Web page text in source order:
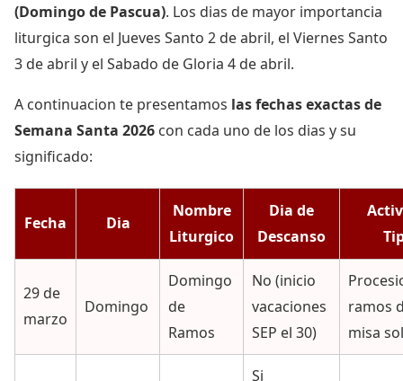
(Domingo de Pascua). Los dias de mayor importancia
liturgica son el Jueves Santo 2 de abril, el Viernes Santo
3 de abril y el Sabado de Gloria 4 de abril.
A continuacion te presentamos las fechas exactas de
Semana Santa 2026 con cada uno de los dias y su
significado:
Fecha Dia
Nombre
Liturgico
Dia de
Descanso
29 de
marzo
Domingo
Domingo
de
Ramos
No (inicio
vacaciones
SEP el 30)
ramos
misa
Si